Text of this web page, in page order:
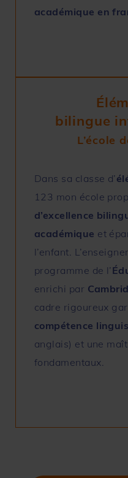
académique en
bilingue
L’école
Dans sa classe d’
123 mon école
d’excellence
académique et
l’enfant.
programme de l’
enrichi par
cadre rigoureux
compétence
anglais) et une
fondamentaux.